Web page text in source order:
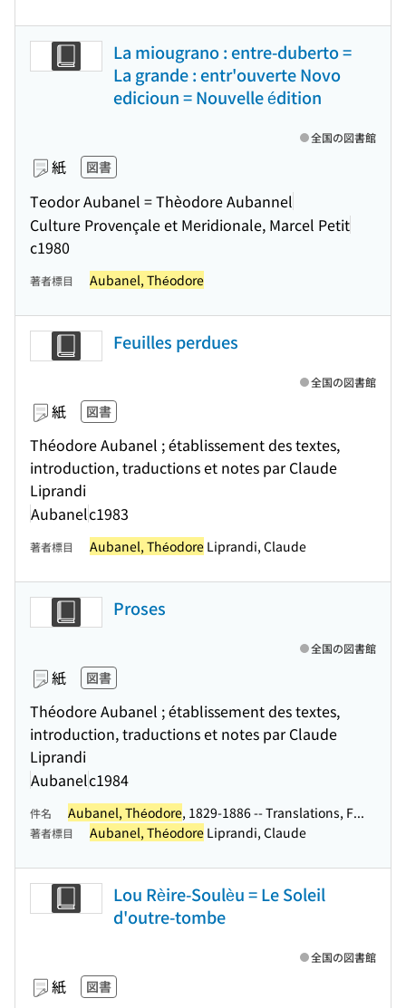
La miougrano : entre-duberto =
La grande : entr'ouverte Novo
edicioun = Nouvelle édition
紙 図書
Teodor Aubanel = Thèodore Aubannel
Culture Provençale et Meridionale, Marcel Petit
c1980
全国の図書館
著者標目 Aubanel, Théodore
Feuilles perdues
紙 図書
Théodore Aubanel ; établissement des textes,
introduction, traductions et notes par Claude
Liprandi
Aubanelc1983
全国の図書館
著者標目 Aubanel, Théodore Liprandi, Claude
Proses
紙 図書
Théodore Aubanel ; établissement des textes,
introduction, traductions et notes par Claude
Liprandi
Aubanelc1984
全国の図書館
件名 Aubanel, Théodore, 1829-1886 -- Translations, F...
著者標目 Aubanel, Théodore Liprandi, Claude
Lou Rèire-Soulèu = Le Soleil
d'outre-tombe
紙 図書
全国の図書館